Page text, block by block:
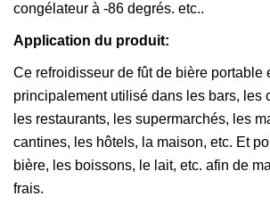
congélateur à -86 degrés. etc..
Application du produit:
Ce refroidisseur de fût de bière portable
principalement utilisé dans les bars, les
les restaurants, les supermarchés, les
cantines, les hôtels, la maison, etc. Et
bière, les boissons, le lait, etc. afin de
frais.